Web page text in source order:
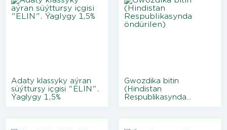
Adaty klassyky aýran
süýtturşy içgisi "ELIN".
Ýaglygy 1,5%
Gwozdika bitin
(Hindistan
Respublikasynda